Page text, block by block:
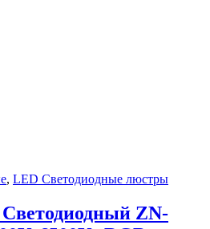
, LED Светодиодные люстры
ZN-